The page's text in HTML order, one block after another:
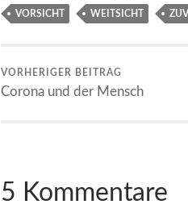
VORSICHT WEITSICHT
VORHERIGER BEITRAG
Corona und der Mensch
5 Kommentare